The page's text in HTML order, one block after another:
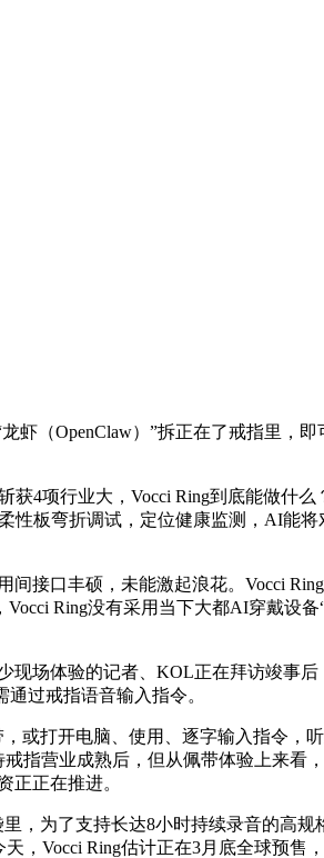
（OpenClaw）”拆正在了戒指里，
项行业大，Vocci Ring到底能做什么
板弯折调试，定位健康监测，AI能
口丰硕，未能激起浪花。Vocci
Ring没有采用当下大都AI穿戴设
体验的记者、KOL正在拜访竣事后
过戒指语音输入指令。
打开电脑、使用、逐字输入指令，
营业成熟后，但从佩带体验上来看
正正在推进。
为了支持长达8小时持续录音的高规
，Vocci Ring估计正在3月底全球预